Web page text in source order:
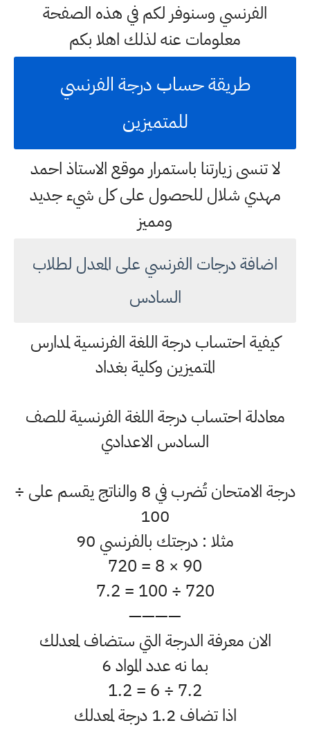
الفرنسي وسنوفر لكم في هذه الصفحة
معلومات عنه لذلك اهلا بكم
طريقة حساب درجة الفرنسي
للمتميزين
لا تنسى زيارتنا باستمرار موقع الاستاذ احمد
مهدي شلال للحصول على كل شيء جديد
ومميز
اضافة درجات الفرنسي على المعدل لطلاب
السادس
كيفية احتساب درجة اللغة الفرنسية لمدارس
المتميزين وكلية بغداد
معادلة احتساب درجة اللغة الفرنسية للصف
السادس الاعدادي
درجة الامتحان تُضرب في 8 والناتج يقسم على ÷
100
مثلا : درجتك بالفرنسي 90
90 × 8 = 720
720 ÷ 100 = 7.2
————
الان معرفة الدرجة التي ستضاف لمعدلك
بما نه عدد المواد 6
7.2 ÷ 6 = 1.2
اذا تضاف 1.2 درجة لمعدلك